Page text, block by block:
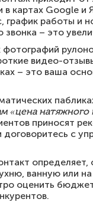
картах Google и
график работы и
– это
видео-
– это ваша
«цена натяжного
приносят
договоритесь с
ванную или на
оценить